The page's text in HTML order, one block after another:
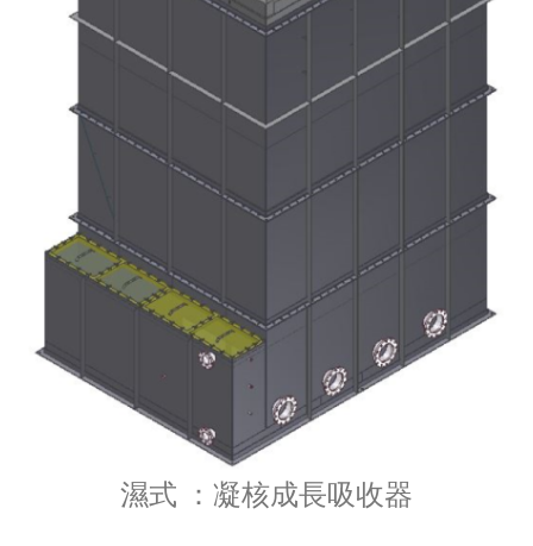
濕式 ：凝核成長吸收器